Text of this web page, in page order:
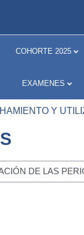
COHORTE 2025
EXAMENES
Y